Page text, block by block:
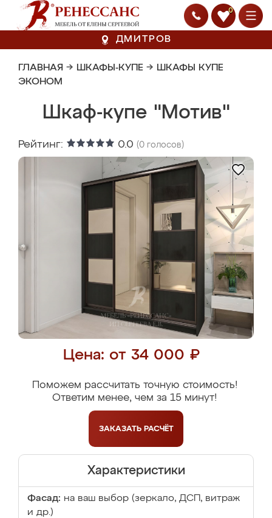
0
ДМИТРОВ
ГЛАВНАЯ → ШКАФЫ-КУПЕ → ШКАФЫ КУПЕ
ЭКОНОМ
Шкаф-купе "Мотив"
Рейтинг: 0.0 (0 голосов)
Цена: от 34 000 ₽
Поможем рассчитать точную стоимость!
Ответим менее, чем за 15 минут!
ЗАКАЗАТЬ РАСЧЁТ
Характеристики
Фасад: на ваш выбор (зеркало, ДСП, витраж
и др.)